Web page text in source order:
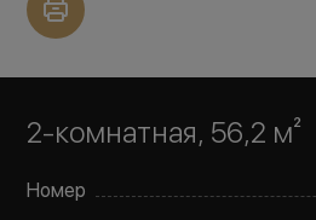
2-комнатная, 56,2 м²
Номер